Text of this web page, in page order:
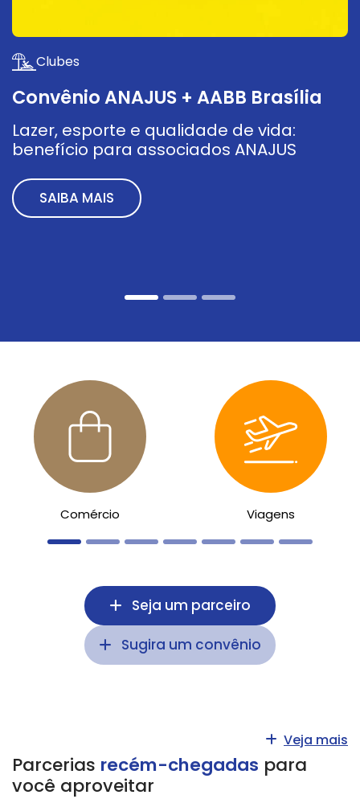
Clubes
Convênio ANAJUS + AABB Brasília
Lazer, esporte e qualidade de vida:
benefício para associados ANAJUS
SAIBA MAIS
Comércio Viagens
Seja um parceiro
Sugira um convênio
Parcerias recém-chegadas para
você aproveitar
Veja mais